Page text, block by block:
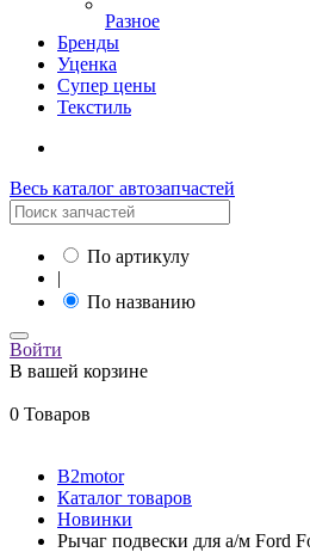
Разное
Бренды
Уценка
Супер цены
Текстиль
Весь каталог автозапчастей
По артикулу
|
По названию
Войти
В вашей корзине
0 Товаров
B2motor
Каталог товаров
Новинки
Рычаг подвески для а/м Ford